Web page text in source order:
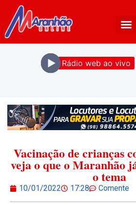
Rádio web ao vivo
Vacinação de crianças
veja o que o Maranhão
o tema
10/01/2022 17:28 Comente